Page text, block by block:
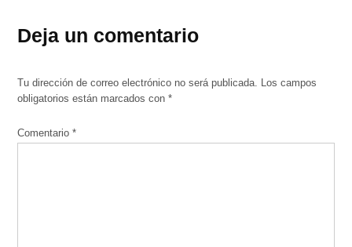
Deja un comentario
Tu dirección de correo electrónico no será publicada. Los campos
obligatorios están marcados con*
Comentario*